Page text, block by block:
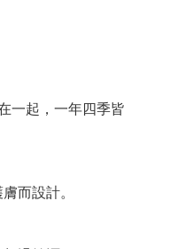
一起，一年四季皆
而設計。